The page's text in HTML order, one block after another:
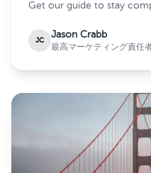
Get our guide to stay
JC
Jason Crabb
最高マーケティング責任